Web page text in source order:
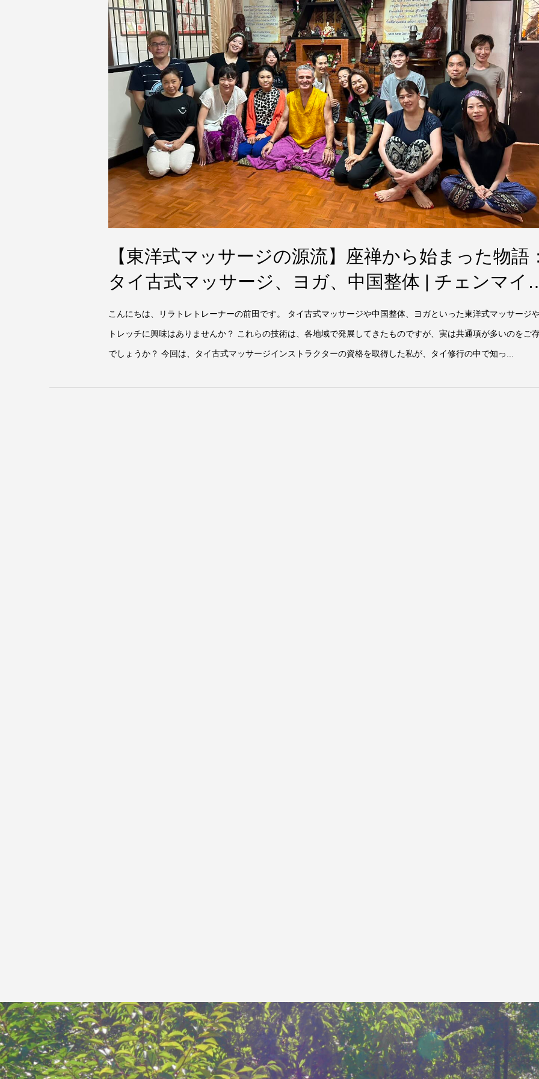
【東洋式マッサージの源流】座禅から始まった物語
タイ古式マッサージ、ヨガ、中国整体 | チェンマイ
学記
こんにちは、リラトレトレーナーの前田です。 タイ古式マッサージや中国整体、ヨガといった東洋式マッサージ
トレッチに興味はありませんか？ これらの技術は、各地域で発展してきたものですが、実は共通項が多いのをご
でしょうか？ 今回は、タイ古式マッサージインストラクターの資格を取得した私が、タイ修行の中で知っ...